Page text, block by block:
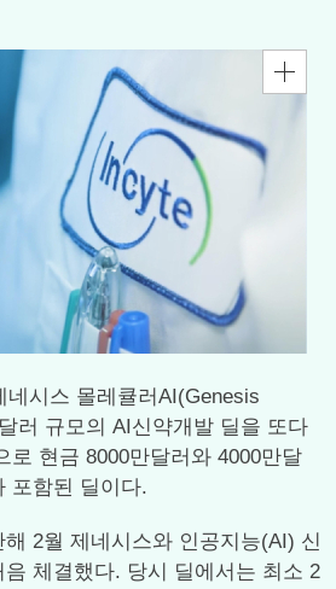
시스 몰레큘러AI(Genesis
러 규모의 AI신약개발 딜을 또다
로 현금 8000만달러와 4000만달
포함된 딜이다.
2월 제네시스와 인공지능(AI) 신
체결했다. 당시 딜에서는 최소 2